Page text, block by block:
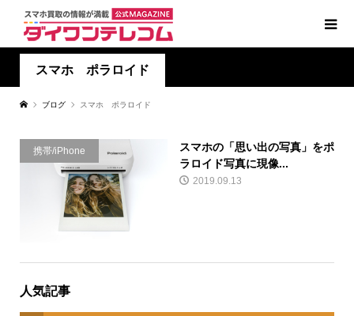
スマホ ポラロイド
ブログ スマホ ポラロイド
携帯/iPhone
スマホの「思い出の写真」をポ
ラロイド写真に現像...
2019.09.13
人気記事